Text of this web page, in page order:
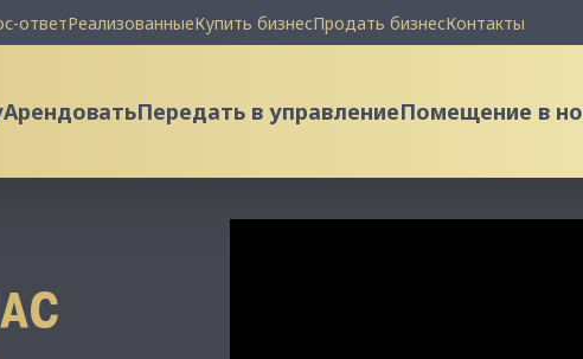
ответРеализованныеКупить бизнесПродать бизнесКонтакты
АрендоватьПередать в управлениеПомещение в